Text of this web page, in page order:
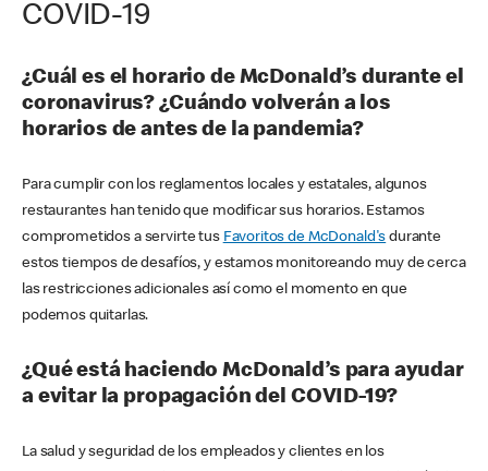
COVID-19
¿Cuál es el horario de McDonald’s durante el
coronavirus? ¿Cuándo volverán a los
horarios de antes de la pandemia?
Para cumplir con los reglamentos locales y estatales, algunos
restaurantes han tenido que modificar sus horarios. Estamos
comprometidos a servirte tus Favoritos de McDonald's durante
estos tiempos de desafíos, y estamos monitoreando muy de cerca
las restricciones adicionales así como el momento en que
podemos quitarlas.
¿Qué está haciendo McDonald’s para ayudar
a evitar la propagación del COVID-19?
La salud y seguridad de los empleados y clientes en los